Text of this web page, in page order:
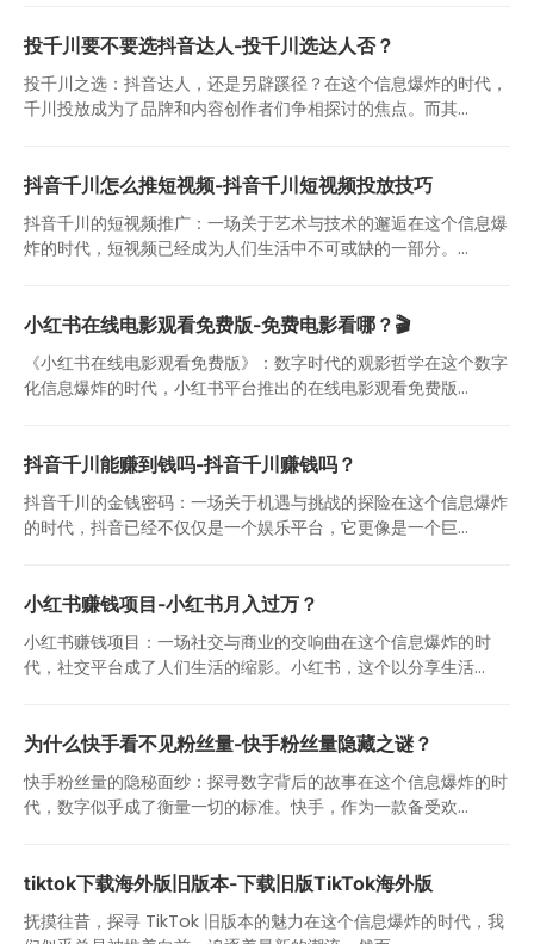
投千川要不要选抖音达人-投千川选达人否？
投千川之选：抖音达人，还是另辟蹊径？在这个信息爆炸的时代，
千川投放成为了品牌和内容创作者们争相探讨的焦点。而其...
抖音千川怎么推短视频-抖音千川短视频投放技巧
抖音千川的短视频推广：一场关于艺术与技术的邂逅在这个信息爆
炸的时代，短视频已经成为人们生活中不可或缺的一部分。...
小红书在线电影观看免费版-免费电影看哪？🎬
《小红书在线电影观看免费版》：数字时代的观影哲学在这个数字
化信息爆炸的时代，小红书平台推出的在线电影观看免费版...
抖音千川能赚到钱吗-抖音千川赚钱吗？
抖音千川的金钱密码：一场关于机遇与挑战的探险在这个信息爆炸
的时代，抖音已经不仅仅是一个娱乐平台，它更像是一个巨...
小红书赚钱项目-小红书月入过万？
小红书赚钱项目：一场社交与商业的交响曲在这个信息爆炸的时
代，社交平台成了人们生活的缩影。小红书，这个以分享生活...
为什么快手看不见粉丝量-快手粉丝量隐藏之谜？
快手粉丝量的隐秘面纱：探寻数字背后的故事在这个信息爆炸的时
代，数字似乎成了衡量一切的标准。快手，作为一款备受欢...
tiktok下载海外版旧版本-下载旧版TikTok海外版
抚摸往昔，探寻 TikTok 旧版本的魅力在这个信息爆炸的时代，我